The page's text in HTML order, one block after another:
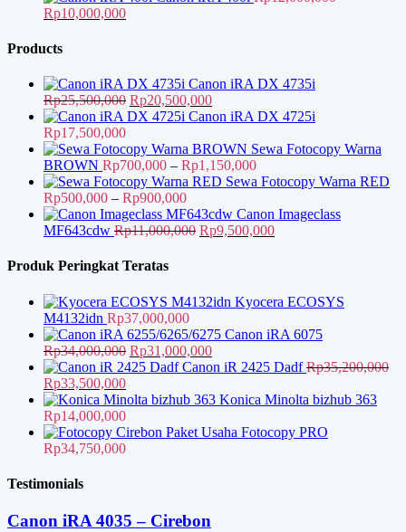
adalah:
ini
Harga
adalah:
Rp10,000,000Harga
Rp10,000,000.
Products
Canon iRA DX 4735i
Rp25,500,000 Harga
aslinya
Rp25,500,000.
Rp20,500,000Harga
saat
adalah:
Rp20,500,000.
Canon iRA DX 4725i
Rp17,500,000
Sewa Fotocopy Warna
BROWN Rp700,000 – Rp1,150,000Rentang
harga:
hingga
Rp1,150,000
Sewa Fotocopy Warna RED
Rp500,000 – Rp900,000Rentang
harga:
Rp500,000
Canon Imageclass
MF643cdw Rp11,000,000 Harga
Rp9,500,000Harga
Rp9,500,000.
Produk Peringkat Teratas
Kyocera ECOSYS
M4132idn Rp37,000,000
Canon iRA 6075
Rp34,000,000 Harga
aslinya
Rp34,000,000.
Rp31,000,000Harga
saat
adalah:
Canon iR 2425 Dadf Rp35,200,000
Harga
aslinya
adalah:
Rp35,200,000.
Rp33,500,000Harga
saat
ini
adalah:
Rp33,500,000.
Konica Minolta bizhub 363
Rp14,000,000
Paket Usaha Fotocopy PRO
Rp34,750,000
Testimonials
Canon iRA 4035 – Cirebon